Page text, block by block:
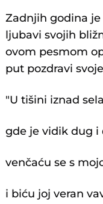
Zadnjih godina
ljubavi svojih
ovom pesmom
put pozdravi
"U tišini iznad sela
gde je vidik dug i
venčaću se s
i biću joj veran